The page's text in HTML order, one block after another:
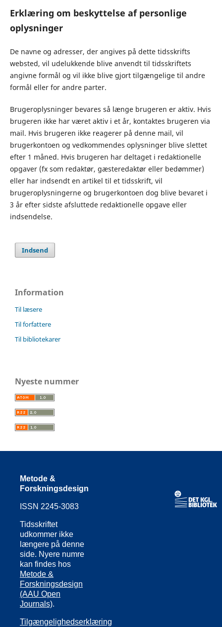
Erklæring om beskyttelse af personlige
oplysninger
De navne og adresser, der angives på dette tidsskrifts
websted, vil udelukkende blive anvendt til tidsskriftets
angivne formål og vil ikke blive gjort tilgængelige til andre
formål eller for andre parter.
Brugeroplysninger bevares så længe brugeren er aktiv. Hvis
brugeren ikke har været aktiv i et år, kontaktes brugeren via
mail. Hvis brugeren ikke reagerer på denne mail, vil
brugerkontoen og vedkommendes oplysninger blive slettet
efter 1 måned. Hvis brugeren har deltaget i redaktionelle
opgaver (fx som redaktør, gæsteredaktør eller bedømmer)
eller har indsendt en artikel til et tidsskrift, vil
brugeroplysningerne og brugerkontoen dog blive bevaret i
3 år efter sidste afsluttede redaktionelle opgave eller
indsendelse.
Indsend
Information
Til læsere
Til forfattere
Til bibliotekarer
Nyeste nummer
Metode &
Forskningsdesign
ISSN 2245-3083
Tidsskriftet
udkommer ikke
længere på denne
side. Nyere numre
kan findes hos
Metode &
Forskningsdesign
(AAU Open
Journals).
Tilgængelighedserklæring